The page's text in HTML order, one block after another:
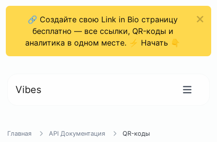
🔗 Создайте свою Link in Bio страницу
бесплатно — все ссылки, QR-коды и
аналитика в одном месте. ⚡ Начать 👇
Vibes
Главная API Документация QR-коды